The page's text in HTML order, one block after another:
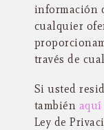
información
cualquier
través de
Si usted
también aquí
Ley de